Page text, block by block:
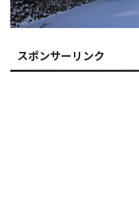
スポンサーリンク